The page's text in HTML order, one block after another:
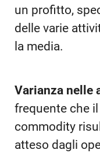
un profitto,
delle varie
la media.
Varianza nelle
frequente che
commodity
atteso dagli